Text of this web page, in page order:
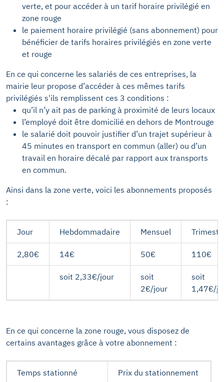
verte, et pour accéder à un tarif horaire privilégié en
zone rouge
le paiement horaire privilégié (sans abonnement) pour
bénéficier de tarifs horaires privilégiés en zone verte
et rouge
En ce qui concerne les salariés de ces entreprises, la
mairie leur propose d’accéder à ces mêmes tarifs
privilégiés s'ils remplissent ces 3 conditions :
qu’il n’y ait pas de parking à proximité de leurs locaux
l’employé doit être domicilié en dehors de Montrouge
le salarié doit pouvoir justifier d’un trajet supérieur à
45 minutes en transport en commun (aller) ou d’un
travail en horaire décalé par rapport aux transports
en commun.
Ainsi dans la zone verte, voici les abonnements proposés
:
Jour Hebdommadaire Mensuel
2,80€ 14€ 50€ 110€
soit 2,33€/jour
soit
2€/jour
soit
1,47€/
En ce qui concerne la zone rouge, vous disposez de
certains avantages grâce à votre abonnement :
Temps stationné Prix du stationnement